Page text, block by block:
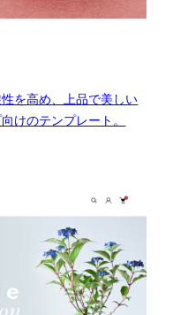
を高め、上品で美しい
けのテンプレート。